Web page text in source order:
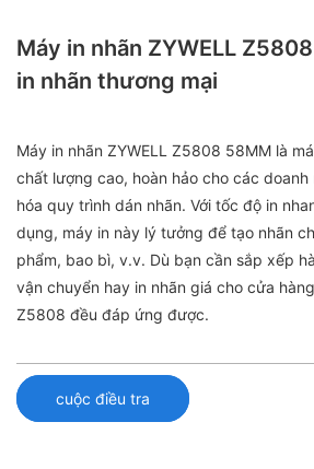
Máy in nhãn ZYWELL
in nhãn thương mại
Máy in nhãn ZYWELL Z5808 58MM là
chất lượng cao, hoàn hảo cho các
hóa quy trình dán nhãn. Với tốc độ in
dụng, máy in này lý tưởng để tạo nhãn
phẩm, bao bì, v.v. Dù bạn cần sắp xếp
vận chuyển hay in nhãn giá cho cửa hàng
Z5808 đều đáp ứng được.
cuộc điều tra